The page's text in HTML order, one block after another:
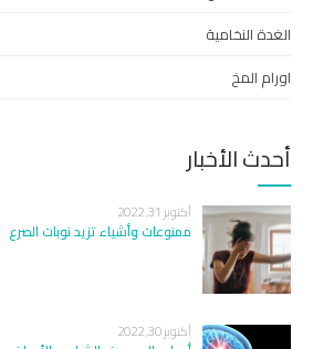
الغدة النخامية
اورام المخ
أحدث الأخبار
أكتوبر 31, 2022
ممنوعات وأشياء تزيد نوبات الصرع
أكتوبر 30, 2022